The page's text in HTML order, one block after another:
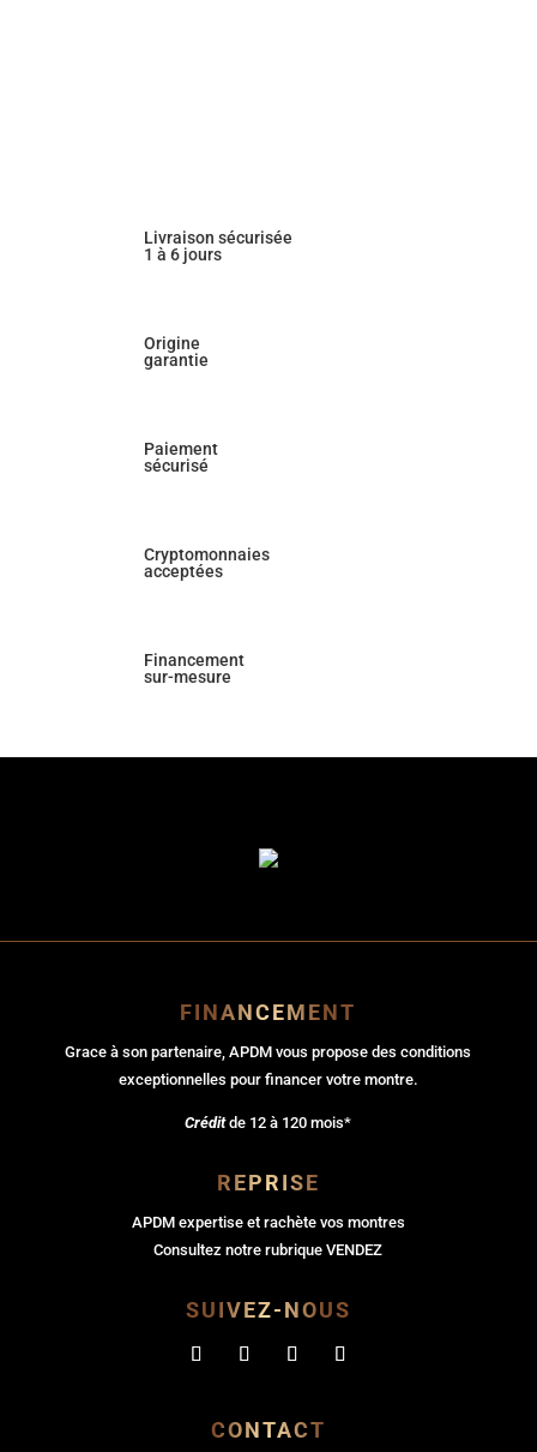
Livraison sécurisée
1 à 6 jours
Origine
garantie
Paiement
sécurisé
Cryptomonnaies
acceptées
Financement
sur-mesure
FINANCEMENT
Grace à son partenaire, APDM vous propose des conditions
exceptionnelles pour financer votre montre.
Créditde 12 à 120 mois*
REPRISE
APDM expertise et rachète vos montres
Consultez notre rubrique VENDEZ
SUIVEZ-NOUS
CONTACT